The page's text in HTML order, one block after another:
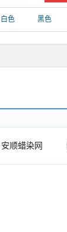
白色 黑色
安顺蜡染网